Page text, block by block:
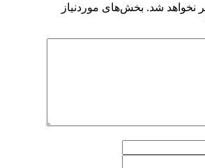
نخواهد شد. بخش‌های موردنیاز